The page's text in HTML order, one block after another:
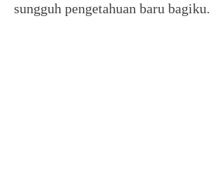
sungguh pengetahuan baru bagiku.